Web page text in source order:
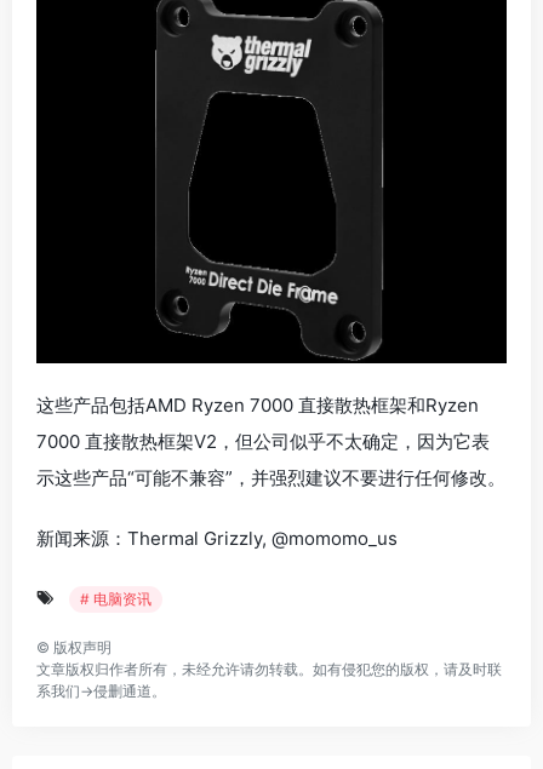
这些产品包括AMD Ryzen 7000 直接散热框架和Ryzen
7000 直接散热框架V2，但公司似乎不太确定，因为它表
示这些产品“可能不兼容”，并强烈建议不要进行任何修改。
新闻来源：Thermal Grizzly, @momomo_us
# 电脑资讯
© 版权声明
文章版权归作者所有，未经允许请勿转载。如有侵犯您的版权，请及时联
系我们→侵删通道。